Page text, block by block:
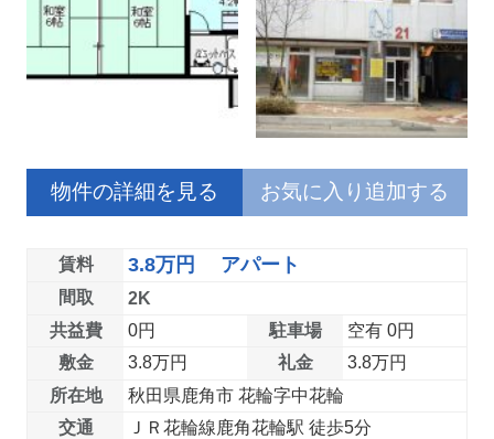
物件の詳細を見る お気に入り追加する
賃料 3.8万円 アパート
間取
2K
共益費
0円 駐車場
空有 0円
敷金
3.8万円 礼金
3.8万円
所在地
秋田県鹿角市 花輪字中花輪
交通
ＪＲ花輪線鹿角花輪駅 徒歩5分